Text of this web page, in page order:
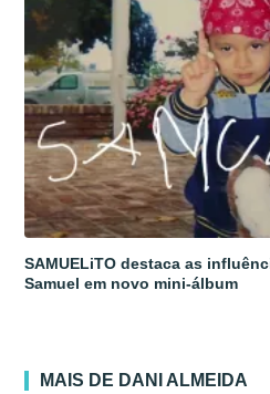
SAMUELiTO destaca as
Samuel em novo mini-álbum
MAIS DE DANI ALMEIDA